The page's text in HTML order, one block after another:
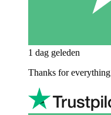
1 dag geleden
Thanks for everything